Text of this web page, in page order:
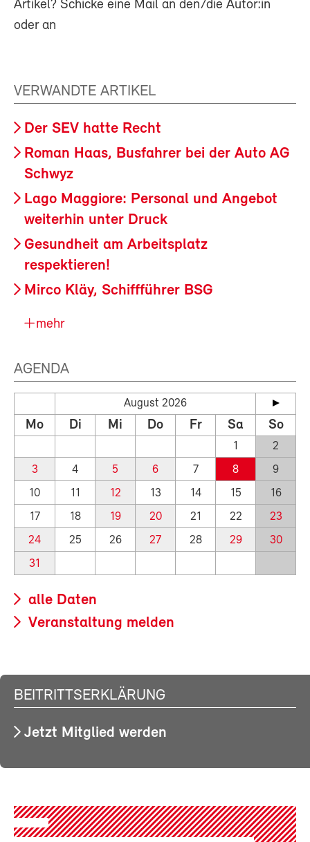
Artikel? Schicke eine Mail an den/die Autor:in
oder an
VERWANDTE ARTIKEL
Der SEV hatte Recht
Roman Haas, Busfahrer bei der Auto AG
Schwyz
Lago Maggiore: Personal und Angebot
weiterhin unter Druck
Gesundheit am Arbeitsplatz
respektieren!
Mirco Kläy, Schiffführer BSG
mehr
AGENDA
August 2026
Mo Di Mi Do Fr Sa So
1
2
3
4 5 6 7 8
9
10
11 12 13 14 15
16
17
18 19 20 21 22
23
24
25 26 27 28 29
30
31
alle Daten
Veranstaltung melden
BEITRITTSERKLÄRUNG
Jetzt Mitglied werden